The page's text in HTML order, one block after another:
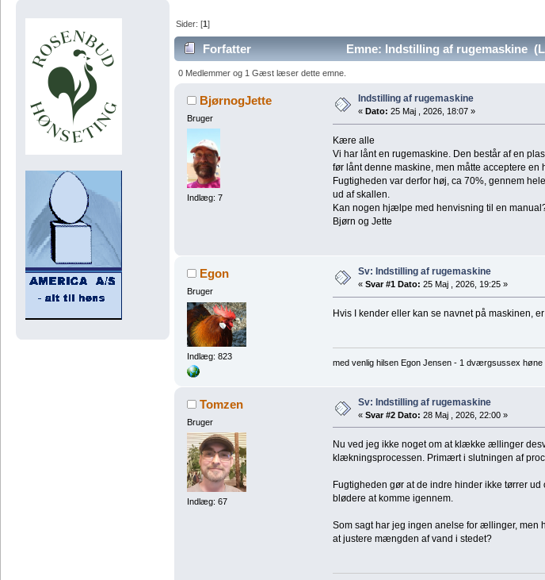
Sider: [1]
Forfatter Emne: Indstilling af rugemaskine
0 Medlemmer og 1 Gæst læser dette emne.
BjørnogJette
Bruger
Indlæg: 7
Indstilling af rugemaskine
« Dato: 25 Maj , 2026, 18:07 »
Kære alle
Vi har lånt en rugemaskine. Den består af en
før lånt denne maskine, men måtte acceptere
Fugtigheden var derfor høj, ca 70%, gennem
ud af skallen.
Kan nogen hjælpe med henvisning til en
Bjørn og Jette
Egon
Bruger
Indlæg: 823
Sv: Indstilling af rugemaskine
« Svar #1 Dato: 25 Maj , 2026, 19:25 »
Hvis I kender eller kan se navnet på maskinen,
med venlig hilsen Egon Jensen - 1 dværgsussex høne
Tomzen
Bruger
Indlæg: 67
Sv: Indstilling af rugemaskine
« Svar #2 Dato: 28 Maj , 2026, 22:00 »
Nu ved jeg ikke noget om at klække ællinger
klækningsprocessen. Primært i slutningen af
Fugtigheden gør at de indre hinder ikke tørrer
blødere at komme igennem.
Som sagt har jeg ingen anelse for ællinger, men
at justere mængden af vand i stedet?